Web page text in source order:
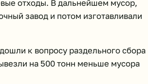
отходы. В дальнейшем мусор,
завод и потом изготавливали
к вопросу раздельного сбора
на 500 тонн меньше мусора